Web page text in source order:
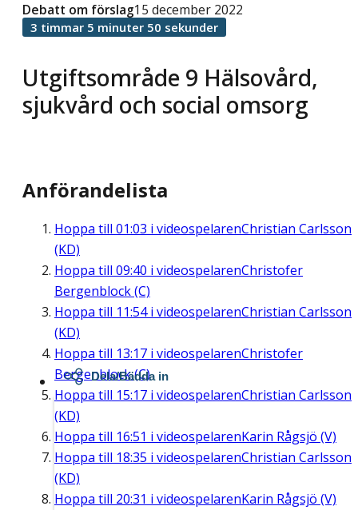
Utgiftsområde 9 Hälsovård,
sjukvård och social omsorg
Debatt om förslag15 december 2022
3 timmar 5 minuter 50 sekunder
Anförandelista
Hoppa till 01:03 i videospelarenChristian Carlsson
(KD)
Hoppa till 09:40 i videospelarenChristofer
Bergenblock (C)
Hoppa till 11:54i videospelarenChristian Carlsson
(KD)
Hoppa till 13:17 i videospelarenChristofer
Bergenblock (C)
Hoppa till 15:17 i videospelarenChristian Carlsson
(KD)
Hoppa till 16:51 i videospelarenKarin Rågsjö (V)
Hoppa till 18:35 i videospelarenChristian Carlsson
(KD)
Hoppa till 20:31 i videospelarenKarin Rågsjö (V)
Dela/Bädda in